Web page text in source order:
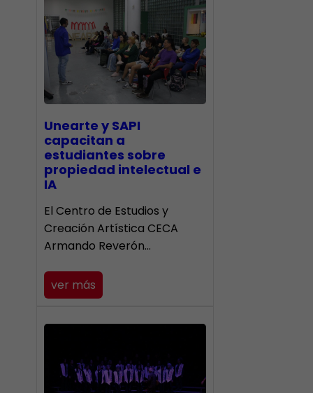
Unearte y SAPI
capacitan a
estudiantes sobre
propiedad intelectual e
IA
El Centro de Estudios y
Creación Artística CECA
Armando Reverón…
ver más